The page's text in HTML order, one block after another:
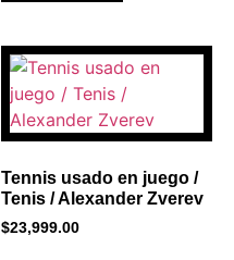
Tennis usado en juego /
Tenis / Alexander Zverev
$23,999.00